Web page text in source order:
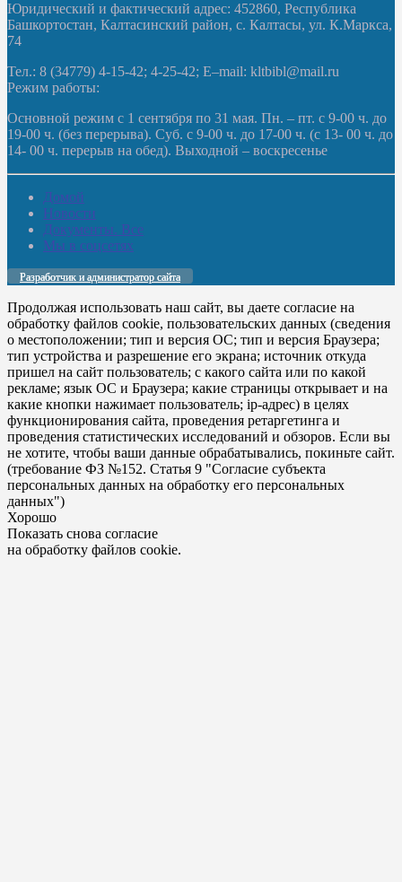
Юридический и фактический адрес: 452860, Республика
Башкортостан, Калтасинский район, с. Калтасы, ул. К.Маркса,
74
Тел.: 8 (34779) 4-15-42; 4-25-42; E–mail: kltbibl@mail.ru
Режим работы:
Основной режим с 1 сентября по 31 мая. Пн. – пт. с 9-00 ч. до
19-00 ч. (без перерыва). Суб. с 9-00 ч. до 17-00 ч. (с 13- 00 ч. до
14- 00 ч. перерыв на обед). Выходной – воскресенье
Домой
Новости
Документы. Все
Мы в соцсетях
Разработчик и администратор сайта
Продолжая использовать наш сайт, вы даете согласие на
обработку файлов cookie, пользовательских данных (сведения
о местоположении; тип и версия ОС; тип и версия Браузера;
тип устройства и разрешение его экрана; источник откуда
пришел на сайт пользователь; с какого сайта или по какой
рекламе; язык ОС и Браузера; какие страницы открывает и на
какие кнопки нажимает пользователь; ip-адрес) в целях
функционирования сайта, проведения ретаргетинга и
проведения статистических исследований и обзоров. Если вы
не хотите, чтобы ваши данные обрабатывались, покиньте сайт.
(требование ФЗ №152. Статья 9 "Согласие субъекта
персональных данных на обработку его персональных
данных")
Хорошо
Показать снова согласие
на обработку файлов cookie.